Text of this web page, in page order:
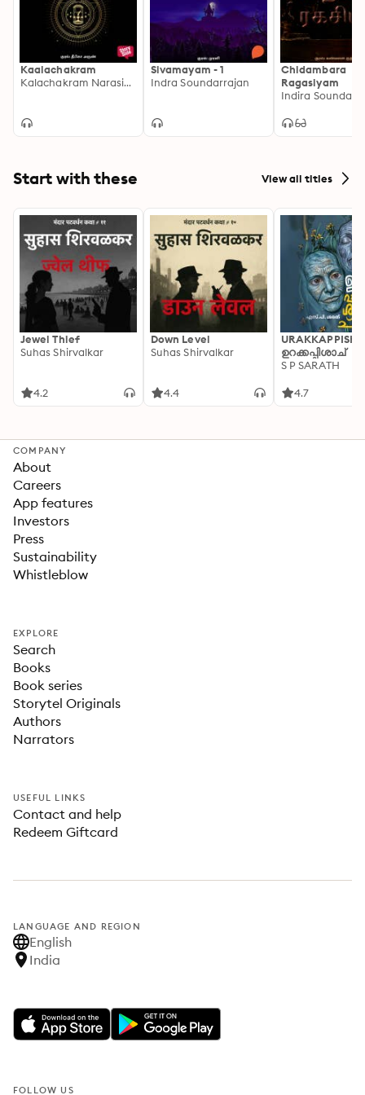
Kaalachakram
Kalachakram Narasimha
Sivamayam - 1
Indra Soundarrajan
Chidambara
Ragasiyam
Indira
Start with these View all titles
Jewel Thief
Suhas Shirvalkar
4.2
Down Level
Suhas Shirvalkar
4.4
ഉറക്കപ്പിശാച്
S P SARATH
4.7
COMPANY
About
Careers
App features
Investors
Press
Sustainability
Whistleblow
EXPLORE
Search
Books
Book series
Storytel Originals
Authors
Narrators
USEFUL LINKS
Contact and help
Redeem Giftcard
LANGUAGE AND REGION
English
India
FOLLOW US